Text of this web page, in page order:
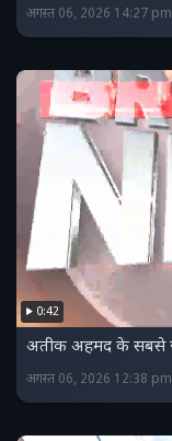
अगस्त 06, 2026 14:27
0:42
अतीक अहमद के सबसे
अगस्त 06, 2026 12:38